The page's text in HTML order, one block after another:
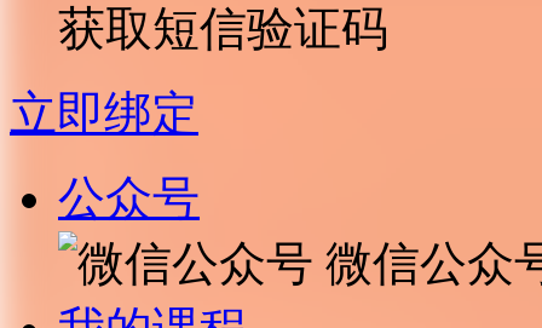
获取短信验证码
立即绑定
公众号
微信公众